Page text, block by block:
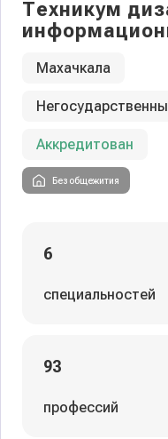
Техникум
Махачкала
Аккредитован
Без общежития
6
специальностей
93
профессий